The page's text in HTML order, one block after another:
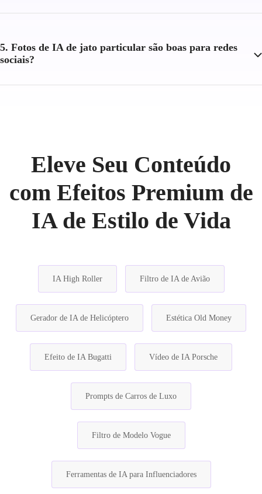
5. Fotos de IA de jato particular são boas para redes
sociais?
Eleve Seu Conteúdo
com Efeitos Premium de
IA de Estilo de Vida
IA High Roller Filtro de IA de Avião
Gerador de IA de Helicóptero Estética Old Money
Efeito de IA Bugatti Vídeo de IA Porsche
Prompts de Carros de Luxo
Filtro de Modelo Vogue
Ferramentas de IA para Influenciadores